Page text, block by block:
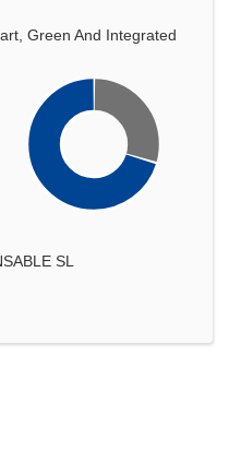
Green And Integrated
SL